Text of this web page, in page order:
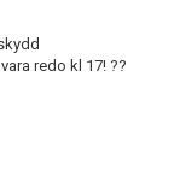
redo kl 17! ??